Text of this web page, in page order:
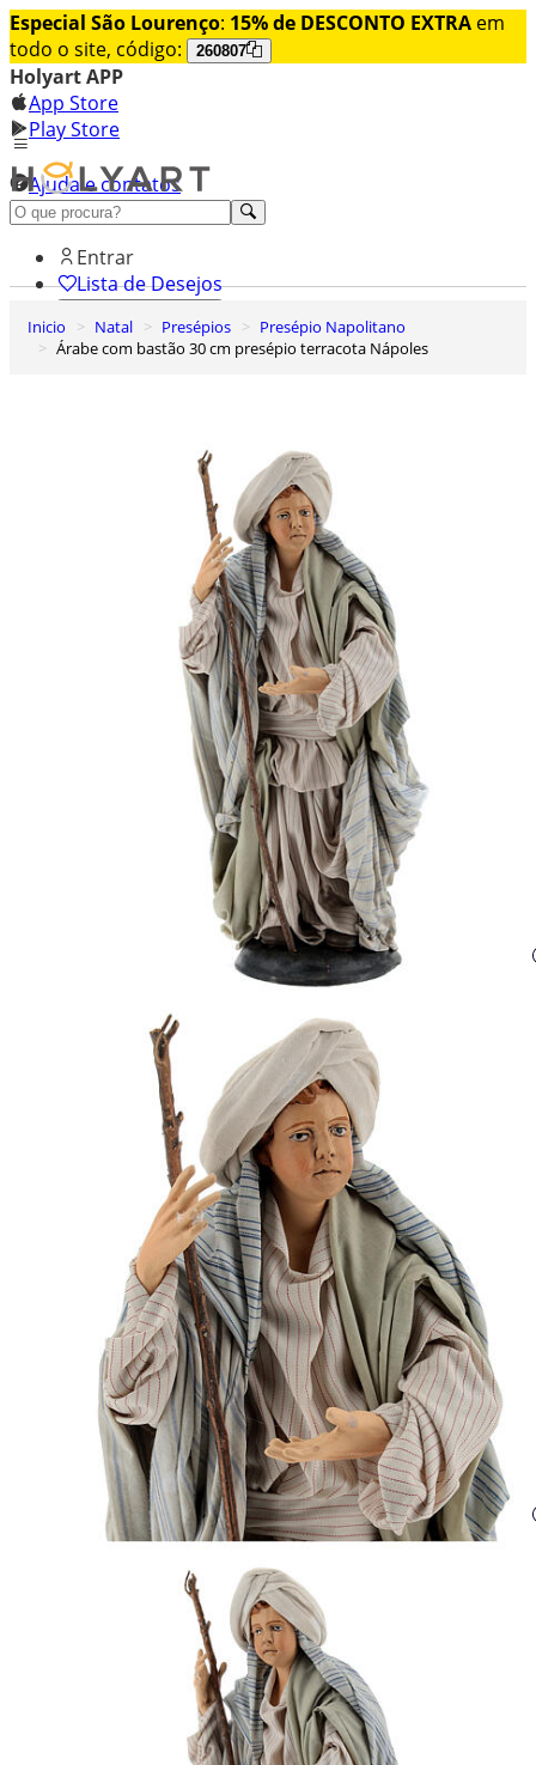
Especial São Lourenço: 15% de DESCONTO EXTRA em
todo o site, código:
260807
Holyart APP
App Store
Play Store
Ajuda e contatos
Conheça premium
Entrar
Lista de Desejos
Carrinho de Compras
Inicio Natal Presépios
Presépio Napolitano
Árabe com bastão 30 cm presépio terracota Nápoles